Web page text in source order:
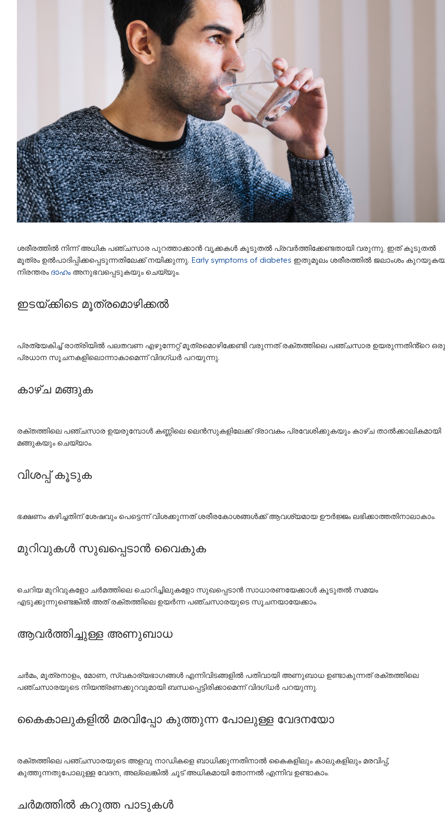
ശരീരത്തിൽ നിന്ന് അധിക പഞ്ചസാര പുറത്താക്കാൻ വൃക്കകൾ കൂടുതൽ പ്രവർത്തിക്കേണ്ടതായി വരുന്നു. ഇത് കൂടുതൽ
മൂത്രം ഉൽപാദിപ്പിക്കപ്പെടുന്നതിലേക്ക് നയിക്കുന്നു. Early symptoms of diabetes ഇതുമൂലം ശരീരത്തിൽ ജലാംശം
നിരന്തരം ദാഹംഅനുഭവപ്പെടുകയും ചെയ്യും.
ഇടയ്ക്കിടെ മൂത്രമൊഴിക്കൽ
പ്രത്യേകിച്ച് രാത്രിയിൽ പലതവണ എഴുന്നേറ്റ് മൂത്രമൊഴിക്കേണ്ടി വരുന്നത് രക്തത്തിലെ പഞ്ചസാര ഉയരുന്നതിൻ്റെ ഒരു
പ്രധാന സൂചനകളിലൊന്നാകാമെന്ന് വിദ​ഗ്ധർ പറയുന്നു.
കാഴ്ച മങ്ങുക
രക്തത്തിലെ പഞ്ചസാര ഉയരുമ്പോൾ കണ്ണിലെ ലെൻസുകളിലേക്ക് ദ്രാവകം പ്രവേശിക്കുകയും കാഴ്ച താൽക്കാലികമായി
മങ്ങുകയും ചെയ്യാം.
വിശപ്പ് കൂടുക
ഭക്ഷണം കഴിച്ചതിന് ശേഷവും പെട്ടെന്ന് വിശക്കുന്നത് ശരീരകോശങ്ങൾക്ക് ആവശ്യമായ ഊർജ്ജം ലഭിക്കാത്തതിനാലാകാം.
മുറിവുകൾ സുഖപ്പെടാൻ വൈകുക
ചെറിയ മുറിവുകളോ ചർമത്തിലെ ചൊറിച്ചിലുകളോ സുഖപ്പെടാൻ സാധാരണയേക്കാൾ കൂടുതൽ സമയം
എടുക്കുന്നുണ്ടെങ്കിൽ അത് രക്തത്തിലെ ഉയർന്ന പഞ്ചസാരയുടെ സൂചനയായേക്കാം.
ആവർത്തിച്ചുള്ള അണുബാധ
ചർമം, മൂത്രനാളം, മോണ, സ്വകാര്യഭാഗങ്ങൾ എന്നിവിടങ്ങളിൽ പതിവായി അണുബാധ ഉണ്ടാകുന്നത് രക്തത്തിലെ
പഞ്ചസാരയുടെ നിയന്ത്രണക്കുറവുമായി ബന്ധപ്പെട്ടിരിക്കാമെന്ന് വിദഗ്ധർ പറയുന്നു.
കൈകാലുകളിൽ മരവിപ്പോ കുത്തുന്ന പോലുള്ള വേദനയോ
രക്തത്തിലെ പഞ്ചസാരയുടെ അളവു നാഡികളെ ബാധിക്കുന്നതിനാൽ കൈകളിലും കാലുകളിലും മരവിപ്പ്,
കുത്തുന്നതുപോലുള്ള വേദന, അല്ലെങ്കിൽ ചൂട് അധികമായി തോന്നൽ എന്നിവ ഉണ്ടാകാം.
ചർമത്തിൽ കറുത്ത പാടുകൾ